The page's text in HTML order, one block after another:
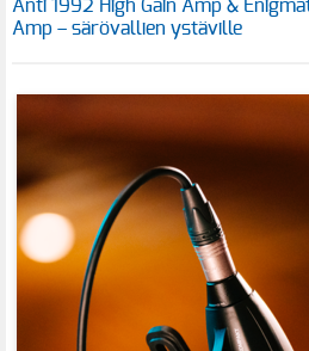
Anti 1992 High Gain Amp &
Amp – särövallien ystäville